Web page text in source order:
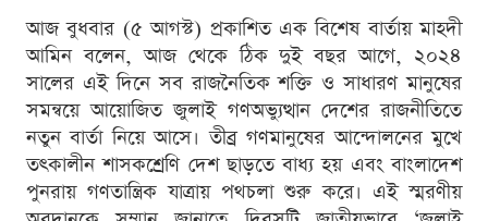
আজ বুধবার (৫ আগস্ট) প্রকাশিত এক বিশেষ বার্তায় মাহদী
আমিন বলেন, আজ থেকে ঠিক দুই বছর আগে, ২০২৪
সালের এই দিনে সব রাজনৈতিক শক্তি ও সাধারণ মানুষের
সমন্বয়ে আয়োজিত জুলাই গণঅভ্যুত্থান দেশের রাজনীতিতে
নতুন বার্তা নিয়ে আসে। তীব্র গণমানুষের আন্দোলনের মুখে
তৎকালীন শাসকশ্রেণি দেশ ছাড়তে বাধ্য হয় এবং বাংলাদেশ
পুনরায় গণতান্ত্রিক যাত্রায় পথচলা শুরু করে। এই স্মরণীয়